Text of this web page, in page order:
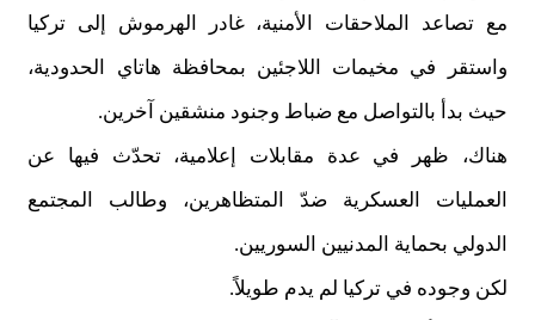
مع تصاعد الملاحقات الأمنية، غادر الهرموش إلى تركيا
واستقر في مخيمات اللاجئين بمحافظة هاتاي الحدودية،
حيث بدأ بالتواصل مع ضباط وجنود منشقين آخرين.
هناك، ظهر في عدة مقابلات إعلامية، تحدّث فيها عن
العمليات العسكرية ضدّ المتظاهرين، وطالب المجتمع
الدولي بحماية المدنيين السوريين.
لكن وجوده في تركيا لم يدم طويلاً.